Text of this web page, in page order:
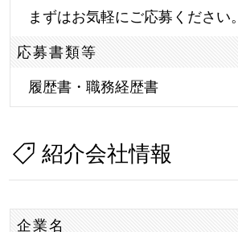
まずはお気軽にご応募ください。
応募書類等
履歴書・職務経歴書
紹介会社情報
企業名